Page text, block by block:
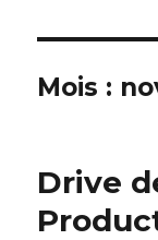
Mois :
Drive